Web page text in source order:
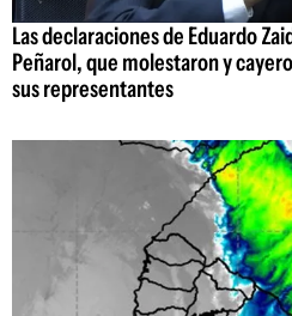
Las declaraciones de Eduardo
Peñarol, que molestaron y
sus representantes